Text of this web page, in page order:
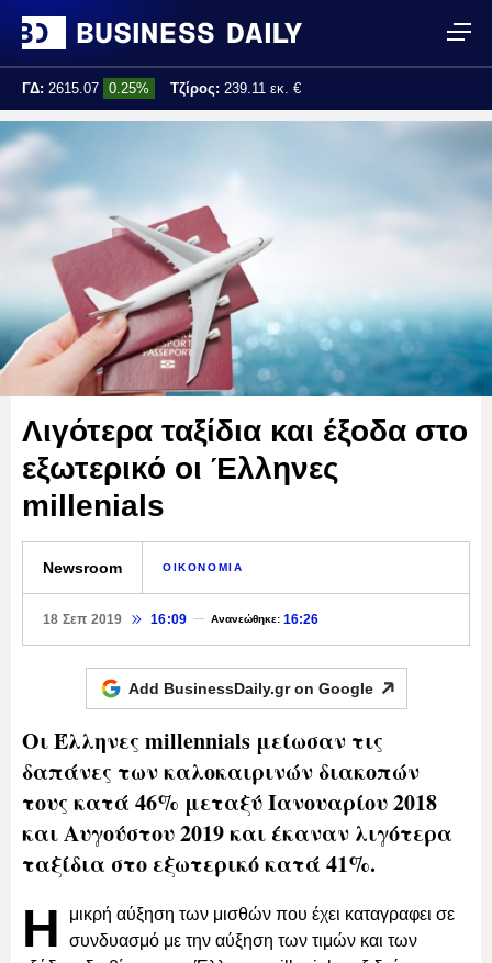
ΓΔ: 2615.07 0.25% Τζίρος: 239.11 εκ. €
Τελ. ενημέρωση:
Λιγότερα ταξίδια και έξοδα στο
εξωτερικό οι Έλληνες
millenials
Newsroom ΟΙΚΟΝΟΜΙΑ
18 Σεπ 2019 16:09 Ανανεώθηκε: 16:26
Add BusinessDaily.gr on Google
Οι Έλληνες millennials μείωσαν τις
δαπάνες των καλοκαιρινών διακοπών
τους κατά 46% μεταξύ Ιανουαρίου 2018
και Αυγούστου 2019 και έκαναν λιγότερα
ταξίδια στο εξωτερικό κατά 41%.
Η
μικρή αύξηση των μισθών που έχει καταγραφει σε
συνδυασμό με την αύξηση των τιμών και των